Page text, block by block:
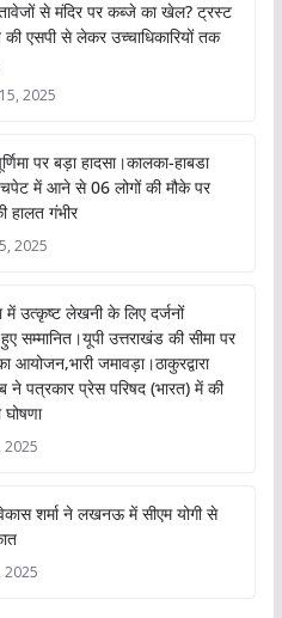
से मंदिर पर कब्जे का खेल? ट्रस्ट
की एसपी से लेकर उच्चाधिकारियों तक
2025
पर बड़ा हादसा।कालका-हाबडा
में आने से 06 लोगों की मौके पर
हालत गंभीर
2025
में उत्कृष्ट लेखनी के लिए दर्जनों
सम्मानित।यूपी उत्तराखंड की सीमा पर
आयोजन,भारी जमावड़ा।ठाकुरद्वारा
ने पत्रकार प्रेस परिषद (भारत) में की
2025
शर्मा ने लखनऊ में सीएम योगी से
2025